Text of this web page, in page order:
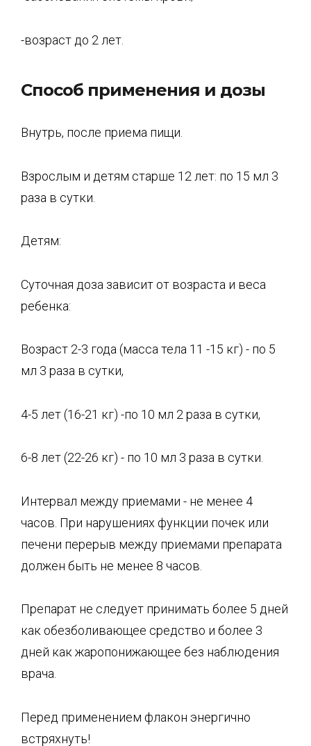
-возраст до 2 лет.
Способ применения и дозы
Внутрь, после приема пищи.
Взрослым и детям старше 12 лет: по 15 мл 3
раза в сутки.
Детям:
Суточная доза зависит от возраста и веса
ребенка:
Возраст 2-3 года (масса тела 11 -15 кг) - по 5
мл 3 раза в сутки,
4-5 лет (16-21 кг) -по 10 мл 2 раза в сутки,
6-8 лет (22-26 кг) - по 10 мл 3 раза в сутки.
Интервал между приемами - не менее 4
часов. При нарушениях функции почек или
печени перерыв между приемами препарата
должен быть не менее 8 часов.
Препарат не следует принимать более 5 дней
как обезболивающее средство и более 3
дней как жаропонижающее без наблюдения
врача.
Перед применением флакон энергично
встряхнуть!